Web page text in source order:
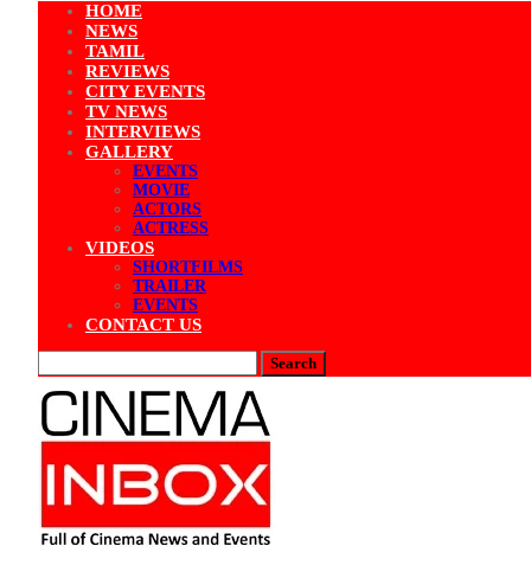
HOME
NEWS
TAMIL
REVIEWS
CITY EVENTS
TV NEWS
INTERVIEWS
GALLERY
EVENTS
MOVIE
ACTORS
ACTRESS
VIDEOS
SHORTFILMS
TRAILER
EVENTS
CONTACT US